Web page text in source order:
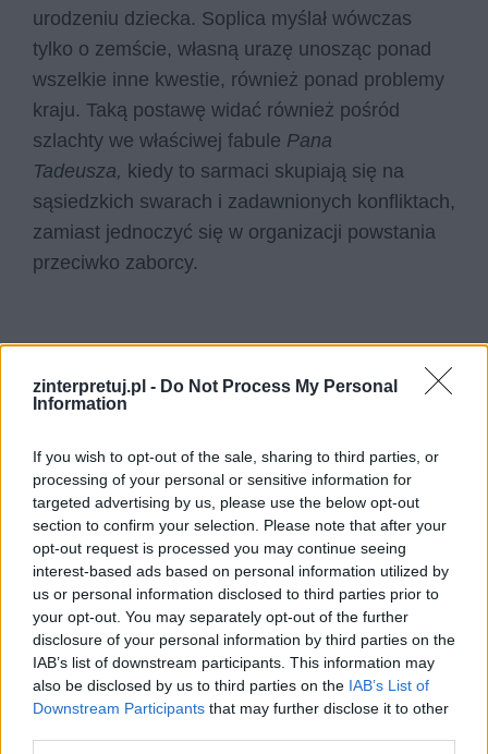
zinterpretuj.pl - Do Not Process My Personal
Information
If you wish to opt-out of the sale, sharing to third parties, or
processing of your personal or sensitive information for
targeted advertising by us, please use the below opt-out
section to confirm your selection. Please note that after your
opt-out request is processed you may continue seeing
interest-based ads based on personal information utilized by
us or personal information disclosed to third parties prior to
your opt-out. You may separately opt-out of the further
disclosure of your personal information by third parties on the
IAB’s list of downstream participants. This information may
also be disclosed by us to third parties on the IAB’s List of
Downstream Participants that may further disclose it to other
urodzeniu dziecka. Soplica myślał wówczas
tylko o zemście, własną urazę unosząc ponad
wszelkie inne kwestie, również ponad problemy
kraju. Taką postawę widać również pośród
szlachty we właściwej fabule Pana
Tadeusza, kiedy to sarmaci skupiają się na
sąsiedzkich swarach i zadawnionych konfliktach,
zamiast jednoczyć się w organizacji powstania
przeciwko zaborcy.